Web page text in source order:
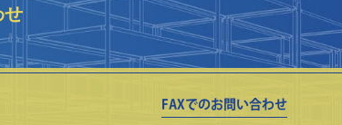
せ
FAXでのお問い合わせ